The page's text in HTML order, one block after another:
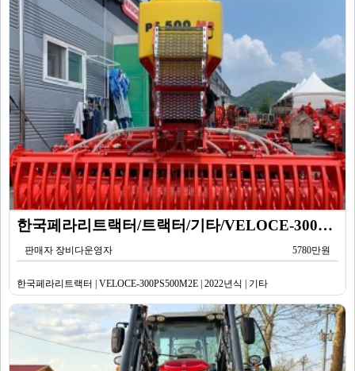
한국페라리트랙터/트랙터/기타/VELOCE-300PS500M2E/2022년식
판매자 장비다운영자 5780만원
한국페라리트랙터 | VELOCE-300PS500M2E | 2022년식 | 기타